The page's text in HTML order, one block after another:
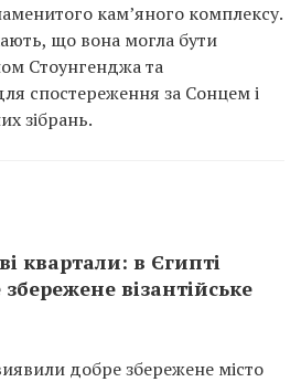
кам’яного комплексу.
що вона могла бути
Стоунгенджа та
спостереження за Сонцем і
зібрань.
квартали: в Єгипті
візантійське
добре збережене місто